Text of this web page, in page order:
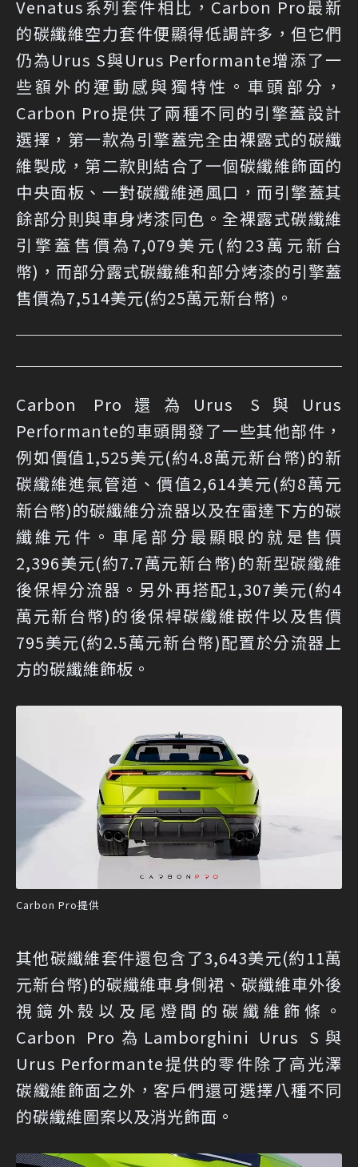
Venatus系列套件相比，Carbon Pro最新
的碳纖維空力套件便顯得低調許多，但它們
仍為Urus S與Urus Performante增添了一
些額外的運動感與獨特性。車頭部分，
Carbon Pro提供了兩種不同的引擎蓋設計
選擇，第一款為引擎蓋完全由裸露式的碳纖
維製成，第二款則結合了一個碳纖維飾面的
中央面板、一對碳纖維通風口，而引擎蓋其
餘部分則與車身烤漆同色。全裸露式碳纖維
引擎蓋售價為7,079美元(約23萬元新台
幣)，而部分露式碳纖維和部分烤漆的引擎蓋
售價為7,514美元(約25萬元新台幣)。
Carbon Pro還為Urus S與Urus
Performante的車頭開發了一些其他部件，
例如價值1,525美元(約4.8萬元新台幣)的新
碳纖維進氣管道、價值2,614美元(約8萬元
新台幣)的碳纖維分流器以及在雷達下方的碳
纖維元件。車尾部分最顯眼的就是售價
2,396美元(約7.7萬元新台幣)的新型碳纖維
後保桿分流器。另外再搭配1,307美元(約4
萬元新台幣)的後保桿碳纖維嵌件以及售價
795美元(約2.5萬元新台幣)配置於分流器上
方的碳纖維飾板。
Carbon Pro提供
其他碳纖維套件還包含了3,643美元(約11萬
元新台幣)的碳纖維車身側裙、碳纖維車外後
視鏡外殼以及尾燈間的碳纖維飾條。
Carbon Pro為Lamborghini Urus S與
Urus Performante提供的零件除了高光澤
碳纖維飾面之外，客戶們還可選擇八種不同
的碳纖維圖案以及消光飾面。